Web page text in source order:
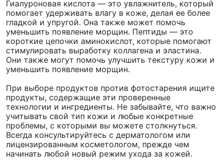
Гиалуроновая кислота — это увлажнитель, который
помогает удерживать влагу в коже, делая ее более
гладкой и упругой. Она также может помочь
уменьшить появление морщин. Пептиды — это
короткие цепочки аминокислот, которые помогают
стимулировать выработку коллагена и эластина.
Они также могут помочь улучшить текстуру кожи и
уменьшить появление морщин.
При выборе продуктов против фотостарения ищите
продукты, содержащие эти проверенные
технологии и ингредиенты. Не забывайте, что важно
учитывать свой тип кожи и любые конкретные
проблемы, с которыми вы можете столкнуться.
Всегда консультируйтесь с дерматологом или
лицензированным косметологом, прежде чем
начинать любой новый режим ухода за кожей.